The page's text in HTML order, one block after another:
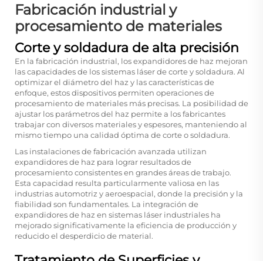
Fabricación industrial y
procesamiento de materiales
Corte y soldadura de alta precisión
En la fabricación industrial, los expandidores de haz mejoran
las capacidades de los sistemas láser de corte y soldadura. Al
optimizar el diámetro del haz y las características de
enfoque, estos dispositivos permiten operaciones de
procesamiento de materiales más precisas. La posibilidad de
ajustar los parámetros del haz permite a los fabricantes
trabajar con diversos materiales y espesores, manteniendo al
mismo tiempo una calidad óptima de corte o soldadura.
Las instalaciones de fabricación avanzada utilizan
expandidores de haz para lograr resultados de
procesamiento consistentes en grandes áreas de trabajo.
Esta capacidad resulta particularmente valiosa en las
industrias automotriz y aeroespacial, donde la precisión y la
fiabilidad son fundamentales. La integración de
expandidores de haz en sistemas láser industriales ha
mejorado significativamente la eficiencia de producción y
reducido el desperdicio de material.